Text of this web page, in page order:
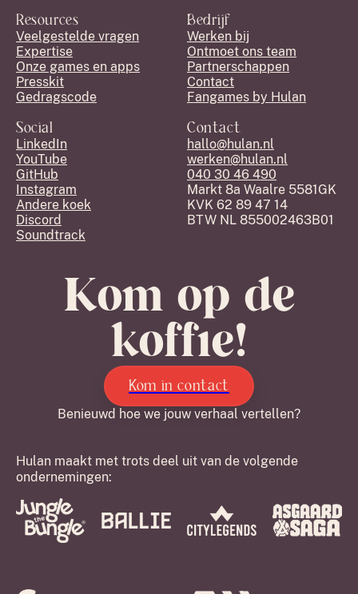
Resources
Veelgestelde vragen
Expertise
Onze games en apps
Presskit
Gedragscode
Bedrijf
Werken bij
Ontmoet ons team
Partnerschappen
Contact
Fangames by Hulan
Social
LinkedIn
YouTube
GitHub
Instagram
Andere koek
Discord
Soundtrack
Contact
hallo@hulan.nl
werken@hulan.nl
040 30 46 490
Markt 8a Waalre 5581GK
KVK 62 89 47 14
BTW NL 855002463B01
Kom op de
koffie!
Kom in contact
Benieuwd hoe we jouw verhaal vertellen?
Hulan maakt met trots deel uit van de volgende
ondernemingen: